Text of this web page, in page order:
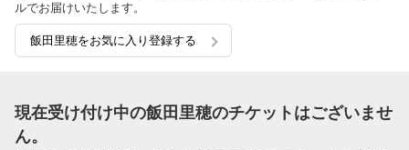
ルでお届けいたします。
飯田里穂をお気に入り登録する
現在受け付け中の飯田里穂のチケットはございませ
ん。